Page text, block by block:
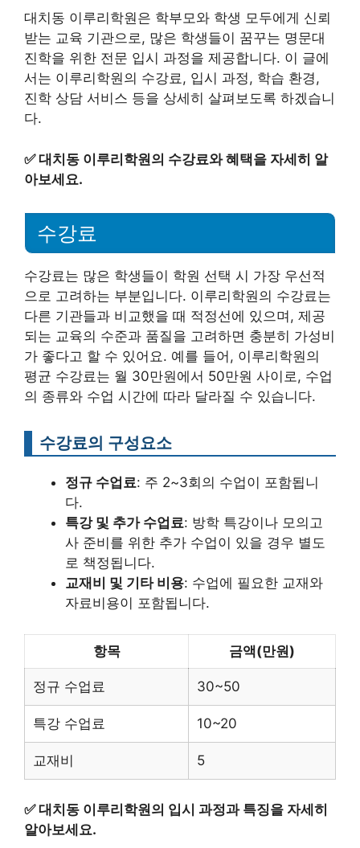
대치동 이루리학원은 학부모와 학생 모두에게 신뢰
받는 교육 기관으로, 많은 학생들이 꿈꾸는 명문대
진학을 위한 전문 입시 과정을 제공합니다. 이 글에
서는 이루리학원의 수강료, 입시 과정, 학습 환경,
진학 상담 서비스 등을 상세히 살펴보도록 하겠습니
다.
✅대치동 이루리학원의 수강료와 혜택을 자세히 알
아보세요.
수강료
수강료는 많은 학생들이 학원 선택 시 가장 우선적
으로 고려하는 부분입니다. 이루리학원의 수강료는
다른 기관들과 비교했을 때 적정선에 있으며, 제공
되는 교육의 수준과 품질을 고려하면 충분히 가성비
가 좋다고 할 수 있어요. 예를 들어, 이루리학원의
평균 수강료는 월 30만원에서 50만원 사이로, 수업
의 종류와 수업 시간에 따라 달라질 수 있습니다.
수강료의 구성요소
정규 수업료: 주 2~3회의 수업이 포함됩니
다.
특강 및 추가 수업료: 방학 특강이나 모의고
사 준비를 위한 추가 수업이 있을 경우 별도
로 책정됩니다.
교재비 및 기타 비용: 수업에 필요한 교재와
자료비용이 포함됩니다.
항목 금액(만원)
정규 수업료 30~50
특강 수업료 10~20
교재비 5
✅대치동 이루리학원의 입시 과정과 특징을 자세히
알아보세요.